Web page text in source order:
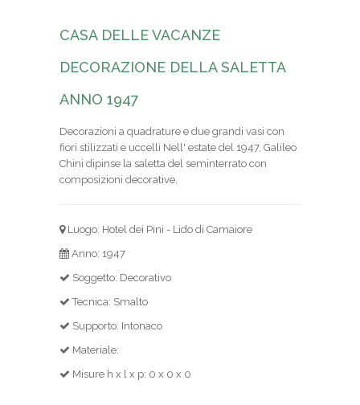
CASA DELLE VACANZE
DECORAZIONE DELLA SALETTA
ANNO 1947
Decorazioni a quadrature e due grandi vasi con
fiori stilizzati e uccelli Nell' estate del 1947, Galileo
Chini dipinse la saletta del seminterrato con
composizioni decorative.
Luogo: Hotel dei Pini - Lido di Camaiore
Anno: 1947
Soggetto: Decorativo
Tecnica: Smalto
Supporto: Intonaco
Materiale:
Misure h x l x p: 0 x 0 x 0